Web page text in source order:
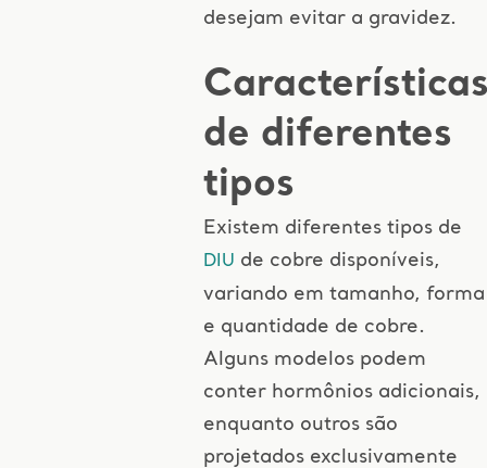
desejam evitar a gravidez.
de diferentes
tipos
Existem diferentes tipos de
DIU de cobre disponíveis,
variando em tamanho, forma
e quantidade de cobre.
Alguns modelos podem
conter hormônios adicionais,
enquanto outros são
projetados exclusivamente